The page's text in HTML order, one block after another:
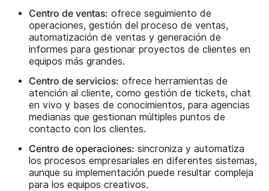
Centro de ventas: ofrece seguimiento de
operaciones, gestión del proceso de ventas,
automatización de ventas y generación de
informes para gestionar proyectos de clientes en
equipos más grandes.
Centro de servicios: ofrece herramientas de
atención al cliente, como gestión de tickets, chat
en vivo y bases de conocimientos, para agencias
medianas que gestionan múltiples puntos de
contacto con los clientes.
Centro de operaciones: sincroniza y automatiza
los procesos empresariales en diferentes sistemas,
aunque su implementación puede resultar compleja
para los equipos creativos.